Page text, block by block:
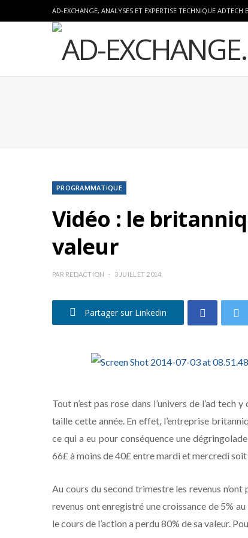
AD-EXCHANGE, ANALYSES ET EXPERTISE TECHNIQUE ADTECH
PROGRAMMATIQUE
Vidéo : le
valeur
PAR REDACTION 3 JUILLET 2014
Partager sur Linkedin
Tout n’est pas rose dans l’univers de l’ad
taille cette année. En effet, l’entreprise
ce qui a eu pour conséquence une
66£ à moins de 40£ entre mardi et mercredi soit
Au cours du second trimestre les revenus
revenus ont enregistré une croissance de 5%
le cours de l’action a perdu 80% de sa valeur.